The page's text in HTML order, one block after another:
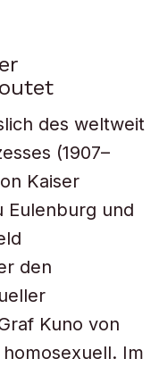
des weltweit
(1907–
Kaiser
Eulenburg und
den
Kuno von
Im